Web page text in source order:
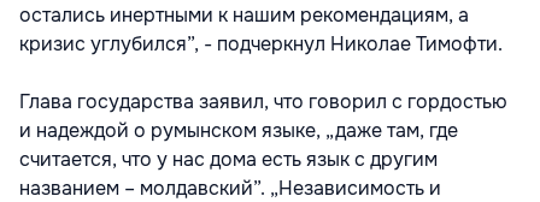
остались инертными к нашим рекомендациям, а
кризис углубился”, - подчеркнул Николае Тимофти.
Глава государства заявил, что говорил с гордостью
и надеждой о румынском языке, „даже там, где
считается, что у нас дома есть язык с другим
названием – молдавский”. „Независимость и